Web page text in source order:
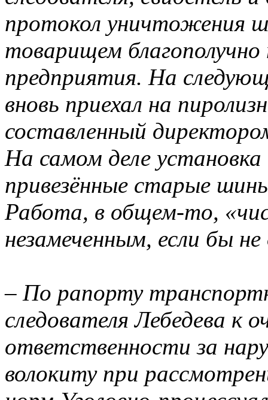
протокол уничтожения
товарищем
предприятия. На
вновь приехал на
составленный
На самом деле
привезённые старые
Работа, в общем-то,
незамеченным, если бы
– По рапорту
следователя Лебедева к
ответственности за
волокиту при